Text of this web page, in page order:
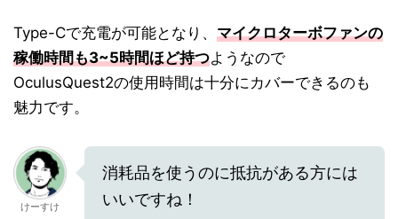
Type-Cで充電が可能となり、 マイクロターボファンの
稼働時間も3~5時間ほど持つようなので
OculusQuest2の使用時間は十分にカバーできるのも
魅力です。
けーすけ
消耗品を使うのに抵抗がある方には
いいですね！